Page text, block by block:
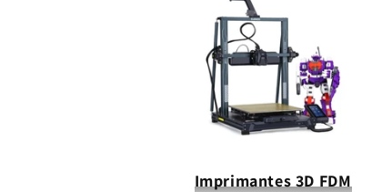
Imprimantes 3D FDM